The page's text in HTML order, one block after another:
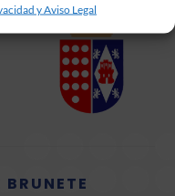
y Aviso Legal